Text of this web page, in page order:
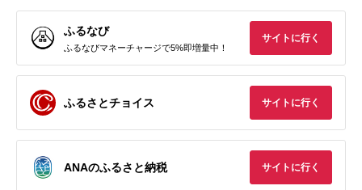
ふるなび
ふるなびマネーチャージで5%即増量中！
サイトに行く
ふるさとチョイス サイトに行く
ANAのふるさと納税 サイトに行く